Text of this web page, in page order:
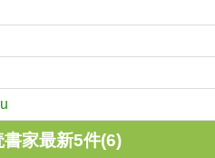
家最新5件(6)